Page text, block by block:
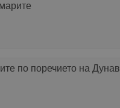
по поречието на Дунав